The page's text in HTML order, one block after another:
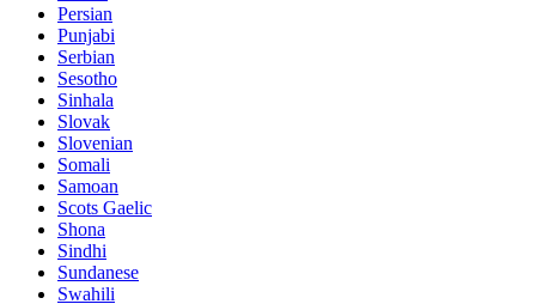
Persian
Punjabi
Serbian
Sesotho
Sinhala
Slovak
Slovenian
Somali
Samoan
Scots Gaelic
Shona
Sindhi
Sundanese
Swahili